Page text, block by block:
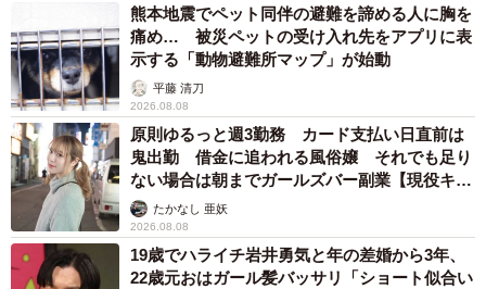
所の人たちと一緒に記念撮影もしました」
店舗だけにとどまりません。阪急西院駅のエレベーター稼
働初日に「最初に乗る」こと、選挙のたびに投票所で「1人
目に投票する」ことも楽しんできたといいます。
ただし、「無理はしないと決めている」と語る、わくいさ
ん。前日に立地や入口を下見し、開店までの待ち時間には
noteに体験談を書いて過ごすことが多いそうです。
熊本地震でペット同伴の避難を諦める人に胸を
痛め… 被災ペットの受け入れ先をアプリに表
示する「動物避難所マップ」が始動
平藤 清刀
2026.08.08
原則ゆるっと週3勤務 カード支払い日直前は
鬼出勤 借金に追われる風俗嬢 それでも足り
ない場合は朝までガールズバー副業【現役キャ
ストに取材】
たかなし 亜妖
2026.08.08
19歳でハライチ岩井勇気と年の差婚から3年、
22歳元おはガール髪バッサリ「ショート似合い